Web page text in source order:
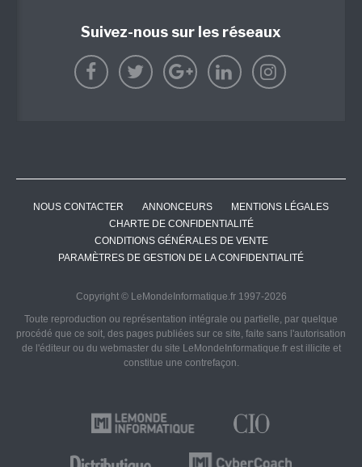
Suivez-nous sur les réseaux
NOUS CONTACTER ANNONCEURS
MENTIONS LÉGALES
CHARTE DE CONFIDENTIALITÉ
CONDITIONS GÉNÉRALES DE VENTE
PARAMÈTRES DE GESTION DE LA CONFIDENTIALITÉ
Copyright © LeMondeInformatique.fr 1997-2026
Toute reproduction ou représentation intégrale ou partielle, par quelque
procédé que ce soit, des pages publiées sur ce site, faite sans l'autorisation
de l'éditeur ou du webmaster du site LeMondeInformatique.fr est illicite et
constitue une contrefaçon.